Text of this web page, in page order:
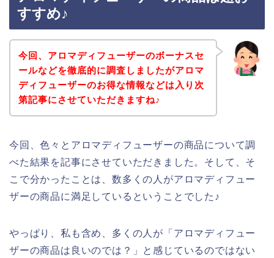
すすめ♪
今回、アロマディフューザーのボーナスセ
ールなどを徹底的に調査しましたがアロマ
ディフューザーのお得な情報などは入り次
第記事にさせていただきますね♪
今回、色々とアロマディフューザーの商品について調
べた結果を記事にさせていただきました。そして、そ
こで分かったことは、数多くの人がアロマディフュー
ザーの商品に満足しているということでした♪
やっぱり、私も含め、多くの人が「アロマディフュー
ザーの商品は良いのでは？」と感じているのではない